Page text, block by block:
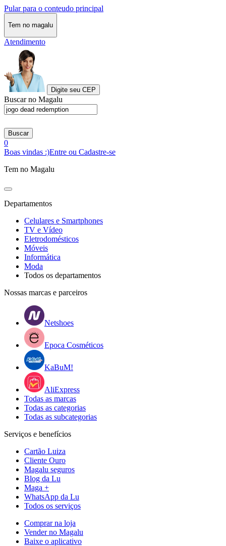
Pular para o conteudo principal
Tem no magalu
Atendimento
Digite seu CEP
Buscar no Magalu
Buscar
0
Boas vindas :)Entre ou Cadastre-se
Tem no Magalu
Departamentos
Celulares e Smartphones
TV e Vídeo
Eletrodomésticos
Móveis
Informática
Moda
Todos os departamentos
Nossas marcas e parceiros
Netshoes
Epoca Cosméticos
KaBuM!
AliExpress
Todas as marcas
Todas as categorias
Todas as subcategorias
Serviços e benefícios
Cartão Luiza
Cliente Ouro
Magalu seguros
Blog da Lu
Maga +
WhatsApp da Lu
Todos os serviços
Comprar na loja
Vender no Magalu
Baixe o aplicativo